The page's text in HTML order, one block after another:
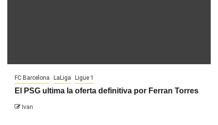
FC Barcelona LaLiga Ligue 1
El PSG ultima la oferta definitiva por Ferran Torres
Ivan